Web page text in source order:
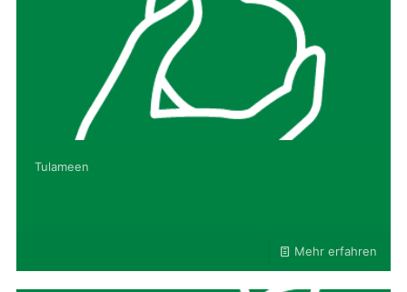
Tulameen
Mehr erfahren